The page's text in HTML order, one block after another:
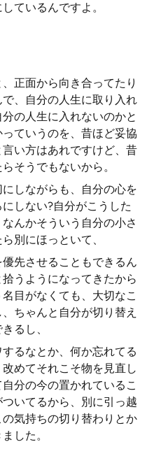
ているんですよ。
正面から向き合ってたり
、自分の人生に取り入れ
の人生に入れないのかと
ていうのを、昔ほど妥協
い方はあれですけど、昔
そうでもないから。
しながらも、自分の心を
しない?自分がこうした
んかそういう自分の小さ
別にほっといて、
先させることもできるん
うようになってきたから
目がなくても、大切なこ
ちゃんと自分が切り替え
るし、
るなとか、何か忘れてる
めてそれこそ物を見直し
分の今の置かれているこ
いてるから、別に引っ越
気持ちの切り替わりとか
した。